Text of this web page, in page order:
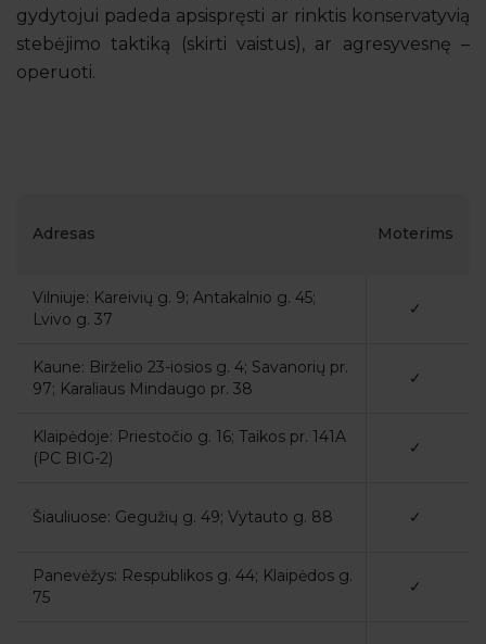
gydytojui padeda apsispręsti ar rinktis konservatyvią
stebėjimo taktiką (skirti vaistus), ar agresyvesnę –
operuoti.
Adresas Moterims
Vilniuje: Kareivių g. 9; Antakalnio g. 45;
Lvivo g. 37
✓
Kaune: Birželio 23-iosios g. 4; Savanorių pr.
97; Karaliaus Mindaugo pr. 38
✓
Klaipėdoje: Priestočio g. 16; Taikos pr. 141A
(PC BIG-2)
✓
Šiauliuose: Gegužių g. 49; Vytauto g. 88 ✓
Panevėžys: Respublikos g. 44; Klaipėdos g.
75
✓